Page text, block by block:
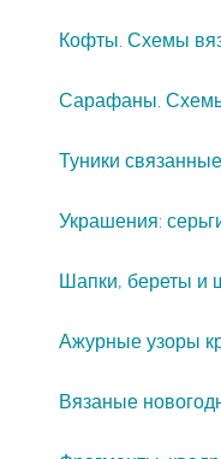
Кофты. Схемы
Сарафаны.
Туники
Украшения:
Шапки, береты и
Ажурные узоры
Вязаные